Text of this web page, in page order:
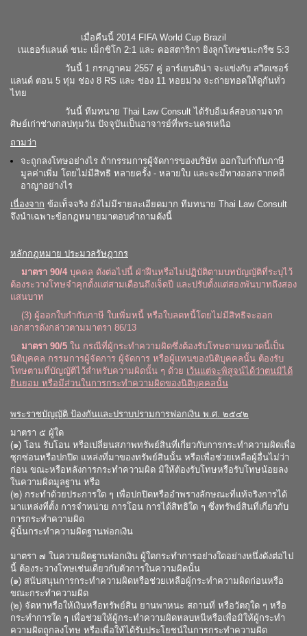
เมื่อคืนนี้ 2014 FIFA World Cup Brazil
เนเธอร์แลนด์ ชนะ เม็กซิโก 2:1 และ คอสตาริกา ยิงลูกโทษชนะกรีซ 5:3
วันนี้ 1 กรกฎาคม 2557 คู่ อาร์เยนติน่า จะแข่งกับ สวิตเซอร์
แลนด์ ตอน 5 ทุ่ม ช่อง 8 RS และ ช่อง 11 หอยม่วง จะถ่ายทอดให้ดูกันทั่ว
ไทย
วันนี้ ทีมทนาย Thai Law Consult ได้รับอีเมล์สอบถามจาก
ศิษย์เก่าช่างกลปทุมวัน ปัจจุบันเป็นอาจารย์ที่พระนครเหนือ
ถามว่า
จะถูกลงโทษอย่างไร ถ้ากรรมการผู้จัดการของบริษัท ออกใบกำกับภาษี
มูลค่าเพิ่ม โดยไม่มีสิทธิ หลายครั้ง - หลายใบ และจะมีทางออกจากคดี
อาญาอย่างไร
เนื่องจาก ข้อเท็จจริง ยังไม่มีรายละเอียดมาก ทีมทนาย Thai Law Consult
จึงนำเฉพาะข้อกฎหมายมาตอบคำถามดังนี้
หลักกฎหมาย ประมวลรัษฎากร
มาตรา 90/4 บุคคล ดังต่อไปนี้ ฝ่าฝืนหรือไม่ปฏิบัติตามบทบัญญัติที่ระบุไว้
ต้องระวางโทษจำคุกตั้งแต่สามเดือนถึงเจ็ดปี และปรับตั้งแต่สองพันบาทถึงสอง
แสนบาท
(3) ผู้ออกใบกำกับภาษี ใบเพิ่มหนี้ หรือใบลดหนี้โดยไม่มีสิทธิจะออก
เอกสารดังกล่าวตามมาตรา 86/13
มาตรา 90/5 ใน กรณีที่ผู้กระทำความผิดซึ่งต้องรับโทษตามหมวดนี้เป็น
นิติบุคคล กรรมการผู้จัดการ ผู้จัดการ หรือผู้แทนของนิติบุคคลนั้น ต้องรับ
โทษตามที่บัญญัติไว้สำหรับความผิดนั้น ๆ ด้วย เว้นแต่จะพิสูจน์ได้ว่าตนมิได้
ยินยอม หรือมีส่วนในการกระทำความผิดของนิติบุคคลนั้น
พระราชบัญญัติ ป้องกันและปราบปรามการฟอกเงิน พ.ศ. ๒๕๔๒
มาตรา ๕ ผู้ใด
(๑) โอน รับโอน หรือเปลี่ยนสภาพทรัพย์สินที่เกี่ยวกับการกระทำความผิดเพื่อ
ซุกซ่อนหรือปกปิด แหล่งที่มาของทรัพย์สินนั้น หรือเพื่อช่วยเหลือผู้อื่นไม่ว่า
ก่อน ขณะหรือหลังการกระทำความผิด มิให้ต้องรับโทษหรือรับโทษน้อยลง
ในความผิดมูลฐาน หรือ
(๒) กระทำด้วยประการใด ๆ เพื่อปกปิดหรืออำพรางลักษณะที่แท้จริงการได้
มาแหล่งที่ตั้ง การจำหน่าย การโอน การได้สิทธิใด ๆ ซึ่งทรัพย์สินที่เกี่ยวกับ
การกระทำความผิด
ผู้นั้นกระทำความผิดฐานฟอกเงิน
มาตรา ๗ ในความผิดฐานฟอกเงิน ผู้ใดกระทำการอย่างใดอย่างหนึ่งดังต่อไป
นี้ ต้องระวางโทษเช่นเดียวกับตัวการในความผิดนั้น
(๑) สนับสนุนการกระทำความผิดหรือช่วยเหลือผู้กระทำความผิดก่อนหรือ
ขณะกระทำความผิด
(๒) จัดหาหรือให้เงินหรือทรัพย์สิน ยานพาหนะ สถานที่ หรือวัตถุใด ๆ หรือ
กระทำการใด ๆ เพื่อช่วยให้ผู้กระทำความผิดหลบหนีหรือเพื่อมิให้ผู้กระทำ
ความผิดถูกลงโทษ หรือเพื่อให้ได้รับประโยชน์ในการกระทำความผิด